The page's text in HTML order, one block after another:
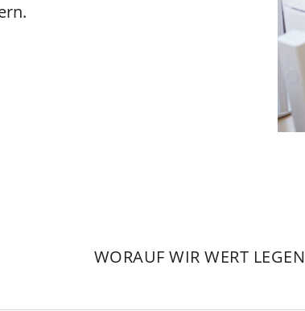
WORAUF WIR WERT LEGEN